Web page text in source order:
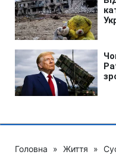
Головна » Життя »